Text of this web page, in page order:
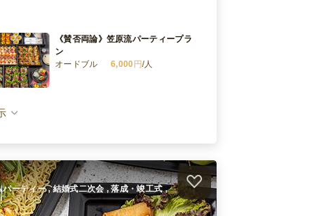
《賛否両論》笠原流パーティープラ
ン
オードブル
6,000 円/人
）
ーティー , 結婚式二次会 , 落成・竣工式 ,